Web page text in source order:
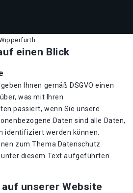
einen Blick
Ihnen gemäß DSGVO einen
was mit Ihren
passiert, wenn Sie unsere
Daten sind alle Daten,
identifiziert werden können.
zum Thema Datenschutz
diesem Text aufgeführten
unserer Website